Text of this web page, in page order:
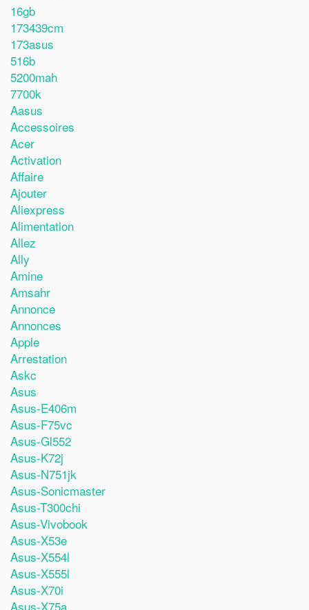
16gb
173439cm
173asus
516b
5200mah
7700k
Aasus
Accessoires
Acer
Activation
Affaire
Ajouter
Aliexpress
Alimentation
Allez
Ally
Amine
Amsahr
Annonce
Annonces
Apple
Arrestation
Askc
Asus
Asus-E406m
Asus-F75vc
Asus-Gl552
Asus-K72j
Asus-N751jk
Asus-Sonicmaster
Asus-T300chi
Asus-Vivobook
Asus-X53e
Asus-X554l
Asus-X555l
Asus-X70i
Asus-X75a